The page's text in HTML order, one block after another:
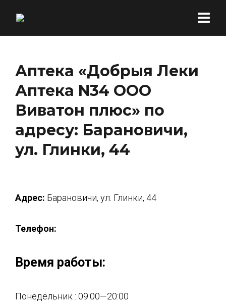
Аптека «Добрыя Леки
Аптека N34 ООО
Виватон плюс» по
адресу: Барановичи,
ул. Глинки, 44
Адрес: Барановичи, ул. Глинки, 44
Телефон:
Время работы:
Понедельник : 09:00—20:00